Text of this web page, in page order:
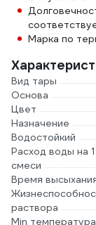
Марка по
Вид тары
Основа
Цвет
Назначение
Водостойкий
Расход воды на 1
смеси
Время
раствора
Min температура